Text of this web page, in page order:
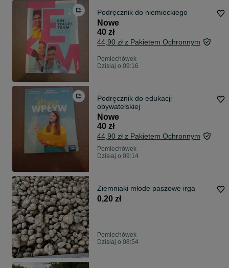
Podręcznik do niemieckiego
Nowe
40 zł
44,90 zł z Pakietem Ochronnym
Pomiechówek
Dzisiaj o 09:16
Podręcznik do edukacji
obywatelskiej
Nowe
40 zł
44,90 zł z Pakietem Ochronnym
Pomiechówek
Dzisiaj o 09:14
Ziemniaki młode paszowe irga
0,20 zł
Pomiechówek
Dzisiaj o 08:54